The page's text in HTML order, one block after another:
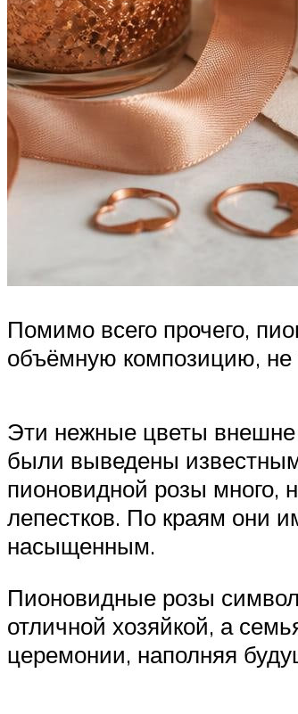
Помимо всего прочего,
объёмную композицию, не
Эти нежные цветы
были выведены
пионовидной розы много,
лепестков. По краям они
насыщенным.
Пионовидные розы
отличной хозяйкой, а
церемонии, наполняя